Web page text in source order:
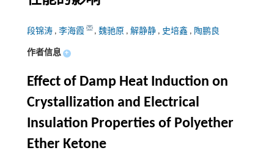
段锦涛 , 李海霞 , 魏驰原 , 解静静 , 史培鑫 , 陶鹏良
作者信息 +
Effect of Damp Heat Induction on
Crystallization and Electrical
Insulation Properties of Polyether
Ether Ketone